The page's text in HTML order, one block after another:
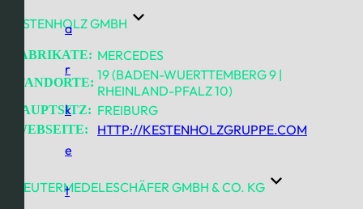
a
r
k
e
t
KESTENHOLZ GMBH
FABRIKATE: MERCEDES
STANDORTE: 19 (BADEN-WUERTTEMBERG 9 |
RHEINLAND-PFALZ 10)
HAUPTSITZ: FREIBURG
WEBSEITE: HTTP://KESTENHOLZGRUPPE.COM
KREUTERMEDELESCHÄFER GMBH & CO. KG